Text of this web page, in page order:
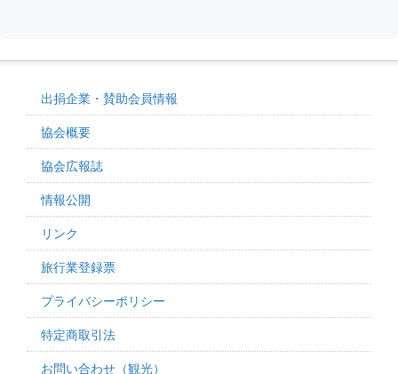
出捐企業・賛助会員情報
協会概要
協会広報誌
情報公開
リンク
旅行業登録票
プライバシーポリシー
特定商取引法
お問い合わせ（観光）